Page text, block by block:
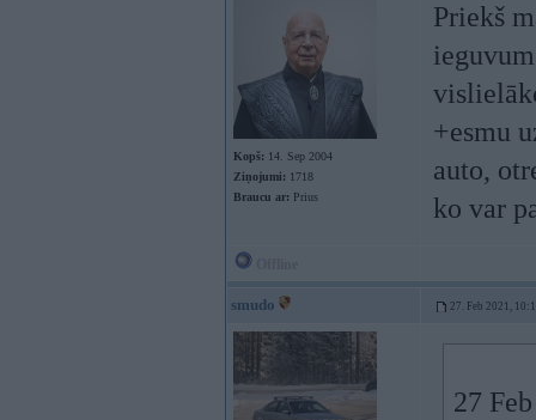
Kopš: 14. Sep 2004
Ziņojumi: 1718
Braucu ar: Prius
Priekš
+esmu
auto,
ko var
smudo 27. Feb 2021,
27